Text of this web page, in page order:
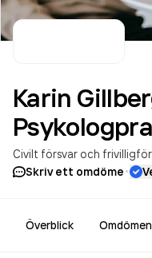
Karin
Civilt försvar och
Skriv ett omdöme·
Överblick Omdömen